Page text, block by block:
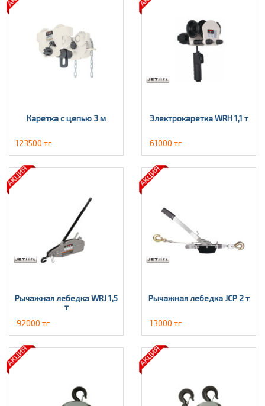
Каретка с цепью 3 м
123500 тг
Электрокаретка WRH 1,1 т
61000 тг
Рычажная лебедка WRJ 1,5
т
92000 тг
Рычажная лебедка JCP 2 т
13000 тг